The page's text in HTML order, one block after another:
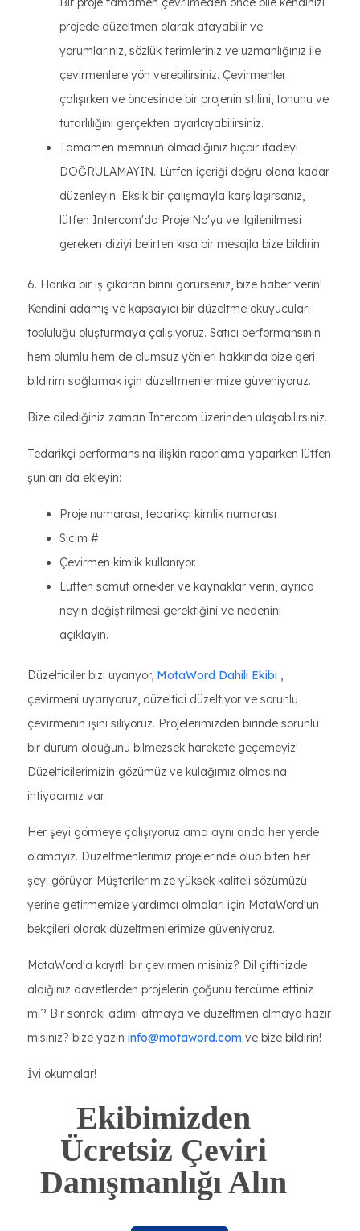
projede düzeltmen olarak atayabilir ve
yorumlarınız, sözlük terimleriniz ve uzmanlığınız ile
çevirmenlere yön verebilirsiniz. Çevirmenler
çalışırken ve öncesinde bir projenin stilini, tonunu ve
tutarlılığını gerçekten ayarlayabilirsiniz.
Tamamen memnun olmadığınız hiçbir ifadeyi
DOĞRULAMAYIN. Lütfen içeriği doğru olana kadar
düzenleyin. Eksik bir çalışmayla karşılaşırsanız,
lütfen Intercom'da Proje No'yu ve ilgilenilmesi
gereken diziyi belirten kısa bir mesajla bize bildirin.
6. Harika bir iş çıkaran birini görürseniz, bize haber verin!
Kendini adamış ve kapsayıcı bir düzeltme okuyucuları
topluluğu oluşturmaya çalışıyoruz. Satıcı performansının
hem olumlu hem de olumsuz yönleri hakkında bize geri
bildirim sağlamak için düzeltmenlerimize güveniyoruz.
Bize dilediğiniz zaman Intercom üzerinden ulaşabilirsiniz.
Tedarikçi performansına ilişkin raporlama yaparken lütfen
şunları da ekleyin:
Proje numarası, tedarikçi kimlik numarası
Sicim #
Çevirmen kimlik kullanıyor.
Lütfen somut örnekler ve kaynaklar verin, ayrıca
neyin değiştirilmesi gerektiğini ve nedenini
açıklayın.
Düzelticiler bizi uyarıyor, MotaWord Dahili Ekibi ,
çevirmeni uyarıyoruz, düzeltici düzeltiyor ve sorunlu
çevirmenin işini siliyoruz. Projelerimizden birinde sorunlu
bir durum olduğunu bilmezsek harekete geçemeyiz!
Düzelticilerimizin gözümüz ve kulağımız olmasına
ihtiyacımız var.
Her şeyi görmeye çalışıyoruz ama aynı anda her yerde
olamayız. Düzeltmenlerimiz projelerinde olup biten her
şeyi görüyor. Müşterilerimize yüksek kaliteli sözümüzü
yerine getirmemize yardımcı olmaları için MotaWord'un
bekçileri olarak düzeltmenlerimize güveniyoruz.
MotaWord'a kayıtlı bir çevirmen misiniz? Dil çiftinizde
aldığınız davetlerden projelerin çoğunu tercüme ettiniz
mi? Bir sonraki adımı atmaya ve düzeltmen olmaya hazır
mısınız? bize yazın info@motaword.com ve bize bildirin!
İyi okumalar!
Ekibimizden
Ücretsiz Çeviri
Danışmanlığı Alın